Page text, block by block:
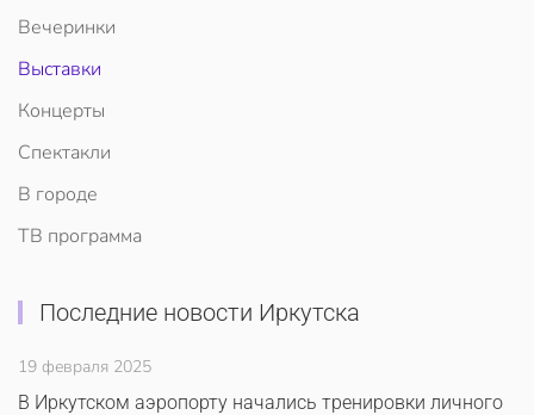
Вечеринки
Выставки
Концерты
Спектакли
В городе
ТВ программа
Последние новости Иркутска
19 февраля 2025
В Иркутском аэропорту начались тренировки личного